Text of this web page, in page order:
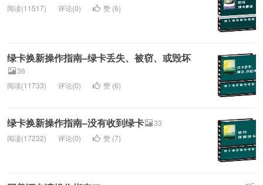
阅读(11517)
评论(0) 赞 (6)
绿卡换新操作指南–绿卡丢失、被窃、或毁坏
36
阅读(11733)
评论(0) 赞 (6)
绿卡换新操作指南–没有收到绿卡
33
阅读(17232)
评论(0) 赞 (7)